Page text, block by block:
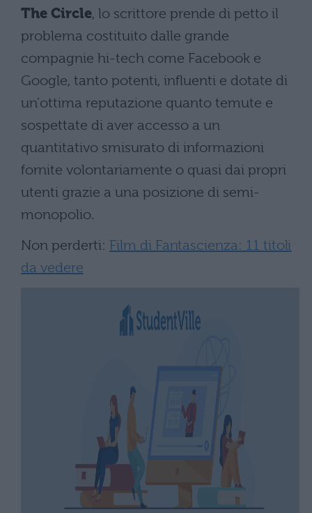
The Circle, lo scrittore prende di petto il
problema costituito dalle grande
compagnie hi-tech come Facebook e
Google, tanto potenti, influenti e dotate di
un'ottima reputazione quanto temute e
sospettate di aver accesso a un
quantitativo smisurato di informazioni
fornite volontariamente o quasi dai propri
utenti grazie a una posizione di semi-
monopolio.
Non perderti: Film di Fantascienza: 11 titoli
da vedere